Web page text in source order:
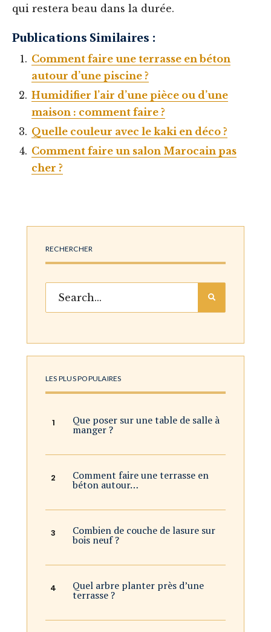
qui restera beau dans la durée.
Publications Similaires :
Comment faire une terrasse en béton
autour d’une piscine ?
Humidifier l’air d’une pièce ou d’une
maison : comment faire ?
Quelle couleur avec le kaki en déco ?
Comment faire un salon Marocain pas
cher ?
RECHERCHER
LES PLUS POPULAIRES
Que poser sur une table de salle à
manger ?
Comment faire une terrasse en
béton autour…
Combien de couche de lasure sur
bois neuf ?
Quel arbre planter près d’une
terrasse ?